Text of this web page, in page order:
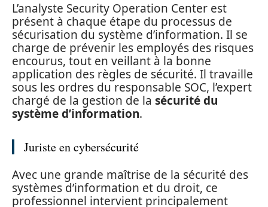
L’analyste Security Operation Center est
présent à chaque étape du processus de
sécurisation du système d’information. Il se
charge de prévenir les employés des risques
encourus, tout en veillant à la bonne
application des règles de sécurité. Il travaille
sous les ordres du responsable SOC, l’expert
chargé de la gestion de la sécurité du
système d’information.
Juriste en cybersécurité
Avec une grande maîtrise de la sécurité des
systèmes d’information et du droit, ce
professionnel intervient principalement